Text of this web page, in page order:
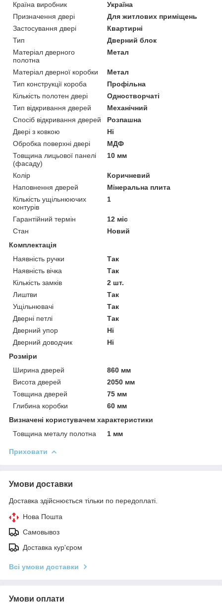
Країна виробник
Україна
Призначення двері
Для житлових приміщень
Застосування двері
Квартирні
Тип
Дверний блок
Матеріал дверного
полотна
Метал
Матеріал дверної коробки
Метал
Тип конструкції короба
Профільна
Кількість полотен двері
Одностворчаті
Тип відкривання дверей
Механічний
Спосіб відкривання дверей
Розпашна
Двері з ковкою
Ні
Обробка поверхні двері
МДФ
Товщина лицьової панелі
(фасаду)
10 мм
Колір
Коричневий
Наповнення дверей
Мінеральна плита
Кількість ущільнюючих
контурів
1
Гарантійний термін
12 міс
Стан
Новий
Комплектація
Наявність ручки
Так
Наявність вічка
Так
Кількість замків
2 шт.
Лиштви
Так
Ущільнювачі
Так
Дверні петлі
Так
Дверний упор
Ні
Дверний доводчик
Ні
Розміри
Ширина дверей
860 мм
Висота дверей
2050 мм
Товщина дверей
75 мм
Глибина коробки
60 мм
Визначені користувачем характеристики
Товщина металу полотна
1 мм
Приховати
Умови доставки
Доставка здійснюється тільки по передоплаті.
Нова Пошта
Самовывоз
Доставка кур'єром
Всі умови доставки
Умови оплати